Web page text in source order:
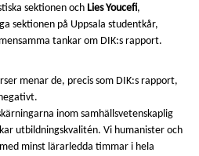
sektionen och Lies Youcefi,
sektionen på Uppsala studentkår,
tankar om DIK:s rapport.
menar de, precis som DIK:s rapport,
inom samhällsvetenskaplig
utbildningskvalitén. Vi humanister och
minst lärarledda timmar i hela